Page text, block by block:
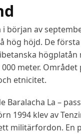
början av
hög höjd. De
högplatån
meter.
etnicitet.
Baralacha La –
1994 klev av
militärfordon. En